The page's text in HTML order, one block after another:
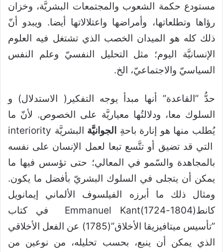
مستودع حكمة الشعوب والمجتمعات البشريَّة، وخزان
رؤاها وتطلعاتها، وأمراضها واعتلالاتها أيضا. ويبدو أنّ
ذلك كله هو الميدان الخصب الذي تشتغل فيه العلوم
الإنسانيَّة اليوم؛ مثل التحليل النفسيّ وعلم النفس
السياسيّ والاجتماعيّ، الخ.
حدُّ ”القاعدة” أنها مبدأ يوجه التفكير( الاستدلال) و
السلوك معا، ودلالتُها معياريَّة على الخصوص. لأنّ ما
يُطلب منها هو إنارة باحةِ
الجوانيَّة
البشريَّة interiority
التي قد تضيق أو تتَّسع تبعا لعمل الإنسان على نفسه
بالمجاهدة والسّمو في المعالي؛ حتى تؤسس فيها ما
يمكن أن يتجلى في السلوك البشريّ بأفضل ما يكون.
ومثال ذلك ما أبرزه الفيلسوف الألماني إيمانويل
كانط(1804-1724)Emmanuel Kant في كتاب
”تأسيس ميتافيزيقا الأخلاق”(1785) عن الفعل الأخلاقي
الذي يمكن أن ينبع، بحسب تحليله، من نوعين من